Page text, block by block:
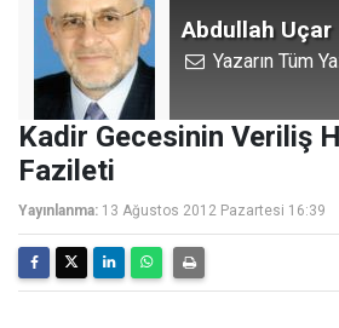
Abdullah Uçar
Yazarın Tüm
Kadir Gecesinin Veriliş
Fazileti
Yayınlanma: 13 Ağustos 2012 Pazartesi 16:39